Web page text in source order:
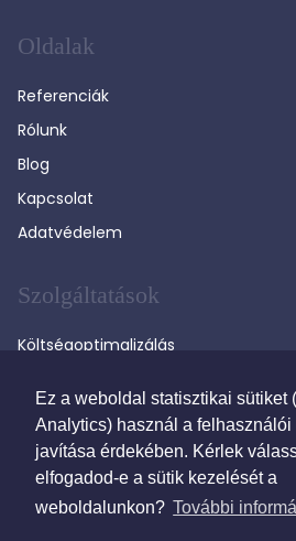
Ez a weboldal statisztikai sütiket
Analytics) használ a felhasználói
javítása érdekében. Kérlek
elfogadod-e a sütik kezelését a
weboldalunkon? További
Oldalak
Referenciák
Rólunk
Blog
Kapcsolat
Adatvédelem
Szolgáltatások
Költségoptimalizálás
Távközlési tanácsadás
Költségkövetés